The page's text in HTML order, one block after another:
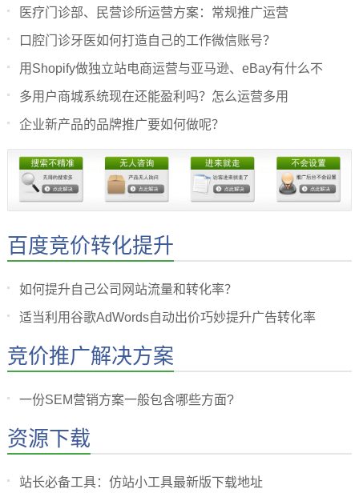
医疗门诊部、民营诊所运营方案：常规推广运营
口腔门诊牙医如何打造自己的工作微信账号？
用Shopify做独立站电商运营与亚马逊、eBay有什么不
多用户商城系统现在还能盈利吗？怎么运营多用
企业新产品的品牌推广要如何做呢？
百度竞价转化提升
如何提升自己公司网站流量和转化率？
适当利用谷歌AdWords自动出价巧妙提升广告转化率
竞价推广解决方案
一份SEM营销方案一般包含哪些方面?
资源下载
站长必备工具：仿站小工具最新版下载地址